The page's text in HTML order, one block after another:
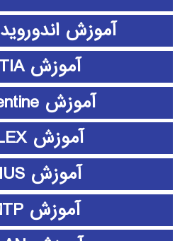
آموزش اندوروید android
آموزش CATIA
آموزش clementine
آموزش CPLEX
آموزش EDIUS
آموزش EMTP